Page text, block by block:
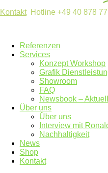
KontaktHotline +49 40 878
Referenzen
Services
Konzept Workshop
Grafik
Showroom
FAQ
Newsbook –
Über uns
Über uns
Interview mit
Nachhaltigkeit
News
Shop
Kontakt